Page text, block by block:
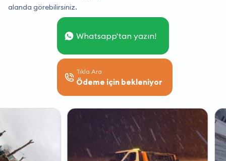
alanda görebilirsiniz.
Whatsapp'tan yazın!
Tıkla Ara
Ödeme için bekleniyor